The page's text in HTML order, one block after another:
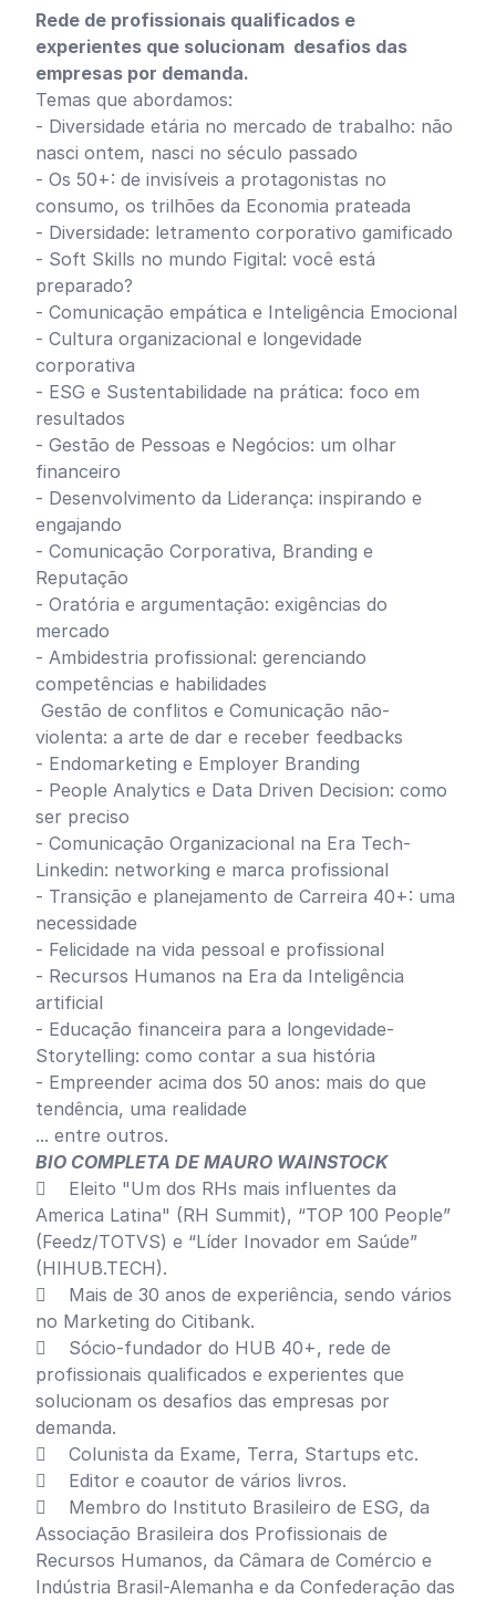
Rede de profissionais qualificados e
experientes que solucionam desafios das
empresas por demanda.
Temas que abordamos:
- Diversidade etária no mercado de trabalho: não
nasci ontem, nasci no século passado
- Os 50+: de invisíveis a protagonistas no
consumo, os trilhões da Economia prateada
- Diversidade: letramento corporativo gamificado
- Soft Skills no mundo Figital: você está
preparado?
- Comunicação empática e Inteligência Emocional
- Cultura organizacional e longevidade
corporativa
- ESG e Sustentabilidade na prática: foco em
resultados
- Gestão de Pessoas e Negócios: um olhar
financeiro
- Desenvolvimento da Liderança: inspirando e
engajando
- Comunicação Corporativa, Branding e
Reputação
- Oratória e argumentação: exigências do
mercado
- Ambidestria profissional: gerenciando
competências e habilidades
Gestão de conflitos e Comunicação não-
violenta: a arte de dar e receber feedbacks
- Endomarketing e Employer Branding
- People Analytics e Data Driven Decision: como
ser preciso
- Comunicação Organizacional na Era Tech-
Linkedin: networking e marca profissional
- Transição e planejamento de Carreira 40+: uma
necessidade
- Felicidade na vida pessoal e profissional
- Recursos Humanos na Era da Inteligência
artificial
- Educação financeira para a longevidade-
Storytelling: como contar a sua história
- Empreender acima dos 50 anos: mais do que
tendência, uma realidade
... entre outros.
BIO COMPLETA DE MAURO WAINSTOCK
 Eleito "Um dos RHs mais influentes da
America Latina" (RH Summit), “TOP 100 People”
(Feedz/TOTVS) e “Líder Inovador em Saúde”
(HIHUB.TECH).
 Mais de 30 anos de experiência, sendo vários
no Marketing do Citibank.
 Sócio-fundador do HUB 40+, rede de
profissionais qualificados e experientes que
solucionam os desafios das empresas por
demanda.
 Colunista da Exame, Terra, Startups etc.
 Editor e coautor de vários livros.
 Membro do Instituto Brasileiro de ESG, da
Associação Brasileira dos Profissionais de
Recursos Humanos, da Câmara de Comércio e
Indústria Brasil-Alemanha e da Confederação das